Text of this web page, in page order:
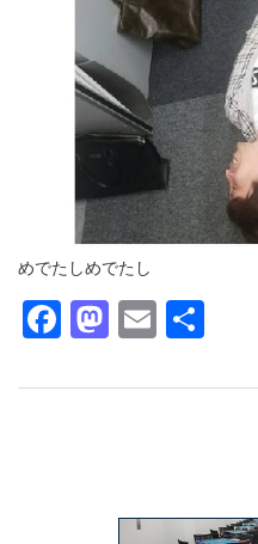
めでたしめでたし
Facebook
Mastodon
Email